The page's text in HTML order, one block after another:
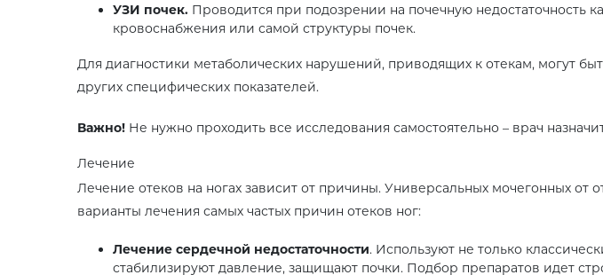
УЗИ почек. Проводится при подозрении на почечную недостаточность
кровоснабжения или самой структуры почек.
Для диагностики метаболических нарушений, приводящих к отекам, могут
других специфических показателей.
Важно! Не нужно проходить все исследования самостоятельно – врач
Лечение
Лечение отеков на ногах зависит от причины. Универсальных мочегонных от
варианты лечения самых частых причин отеков ног:
Лечение сердечной недостаточности. Используют не только
стабилизируют давление, защищают почки. Подбор препаратов идет